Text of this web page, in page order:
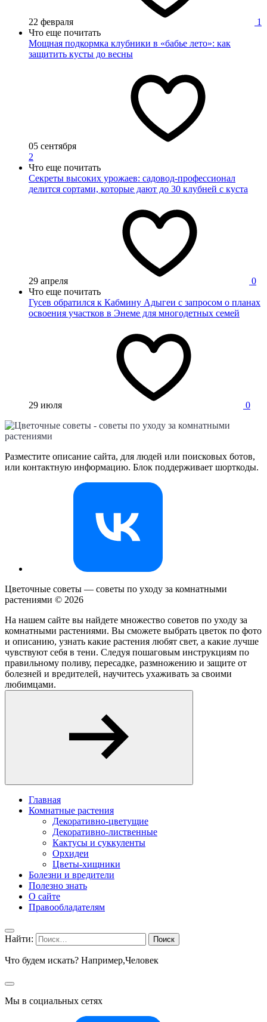
22 февраля
1
Что еще почитать
Мощная подкормка клубники в «бабье лето»: как
защитить кусты до весны
05 сентября
2
Что еще почитать
Секреты высоких урожаев: садовод-профессионал
делится сортами, которые дают до 30 клубней с куста
29 апреля
0
Что еще почитать
Гусев обратился к Кабмину Адыгеи с запросом о планах
освоения участков в Энеме для многодетных семей
29 июля 0
Разместите описание сайта, для людей или поисковых ботов,
или контактную информацию. Блок поддерживает шорткоды.
Цветочные советы — советы по уходу за комнатными
растениями © 2026
На нашем сайте вы найдете множество советов по уходу за
комнатными растениями. Вы сможете выбрать цветок по фото
и описанию, узнать какие растения любят свет, а какие лучше
чувствуют себя в тени. Следуя пошаговым инструкциям по
правильному поливу, пересадке, размножению и защите от
болезней и вредителей, научитесь ухаживать за своими
любимцами.
Главная
Комнатные растения
Декоративно-цветущие
Декоративно-лиственные
Кактусы и суккуленты
Орхидеи
Цветы-хищники
Болезни и вредители
Полезно знать
О сайте
Правообладателям
Найти:
Что будем искать? Например,Человек
Мы в социальных сетях